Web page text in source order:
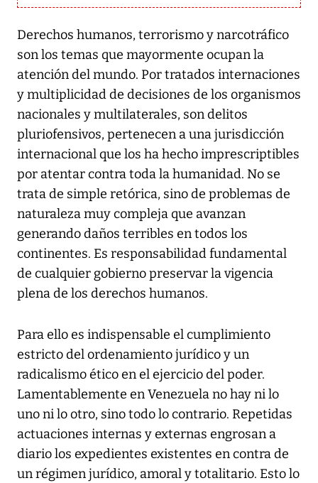
Derechos humanos, terrorismo y narcotráfico
son los temas que mayormente ocupan la
atención del mundo. Por tratados internaciones
y multiplicidad de decisiones de los organismos
nacionales y multilaterales, son delitos
pluriofensivos, pertenecen a una jurisdicción
internacional que los ha hecho imprescriptibles
por atentar contra toda la humanidad. No se
trata de simple retórica, sino de problemas de
naturaleza muy compleja que avanzan
generando daños terribles en todos los
continentes. Es responsabilidad fundamental
de cualquier gobierno preservar la vigencia
plena de los derechos humanos.
Para ello es indispensable el cumplimiento
estricto del ordenamiento jurídico y un
radicalismo ético en el ejercicio del poder.
Lamentablemente en Venezuela no hay ni lo
uno ni lo otro, sino todo lo contrario. Repetidas
actuaciones internas y externas engrosan a
diario los expedientes existentes en contra de
un régimen jurídico, amoral y totalitario. Esto lo